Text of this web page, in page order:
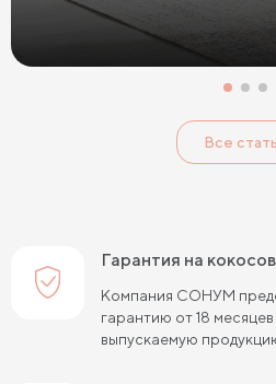
Тонкие мягкие матрасы
Односпальные пружинные
Пружинные матрасы 120 см
Пружинные матрасы 140 см
Все
Гарантия на
Компания СОНУМ
гарантию от 18
выпускаемую